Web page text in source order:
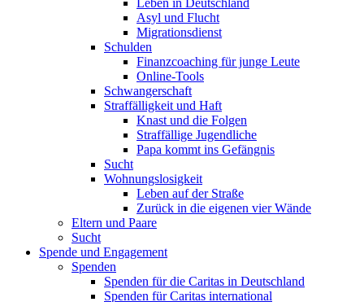
Leben in Deutschland
Asyl und Flucht
Migrationsdienst
Schulden
Finanzcoaching für junge Leute
Online-Tools
Schwangerschaft
Straffälligkeit und Haft
Knast und die Folgen
Straffällige Jugendliche
Papa kommt ins Gefängnis
Sucht
Wohnungslosigkeit
Leben auf der Straße
Zurück in die eigenen vier Wände
Eltern und Paare
Sucht
Spende und Engagement
Spenden
Spenden für die Caritas in Deutschland
Spenden für Caritas international